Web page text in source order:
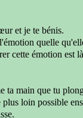
et je te bénis.
quelle
cette émotion est
ta main que tu
loin possible